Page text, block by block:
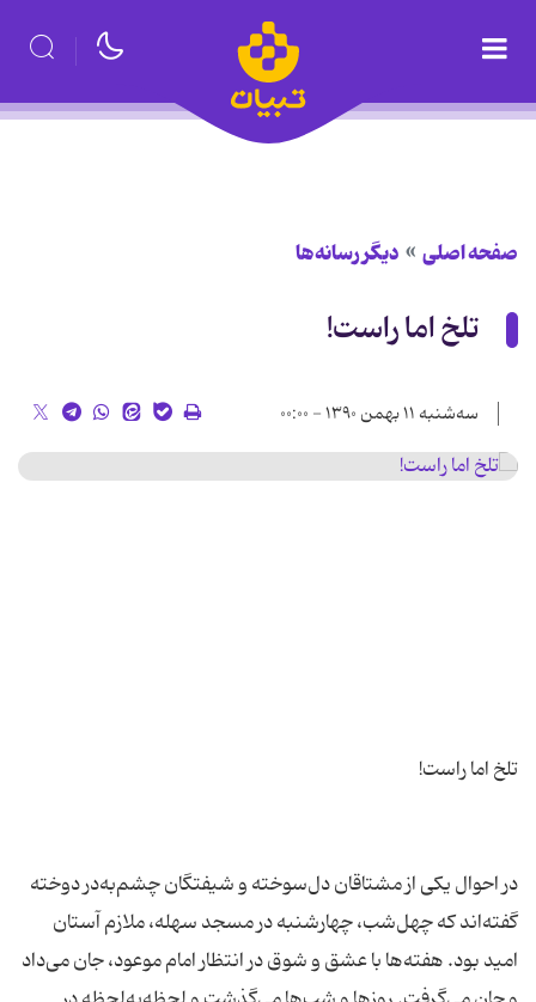
صفحه اصلی دیگر رسانه‌ها
تلخ اما راست!
سه‌شنبه ۱۱ بهمن ۱۳۹۰ - ۰۰:۰۰
در احوال یكی از مشتاقان دل‌سوخته و شیفتگان چشم‌به‌در دوخته
گفته‌اند كه چهل‌شب، چهارشنبه در مسجد سهله، ملازم آستان
امید بود. هفته‌ها با عشق و شوق در انتظار امام موعود، جان می‌داد